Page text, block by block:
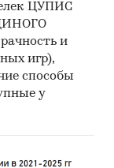
ЦУПИС
и
игр),
способы
у